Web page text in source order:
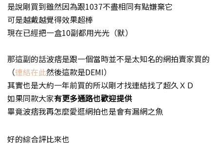
是說剛買到雖然因為跟1037不盡相同有點嫌棄它
可是越戴越覺得效果超棒
現在已經把一盒10副都用光光（默）
那這副的話波痞是跟一個當時並不是太知名的網拍賣家買的
（連結在此然後這款是DEMI）
其實也是大約一年前買的所以剛才找連結找了超久ＸＤ
如果同款大家有更多通路也歡迎提供
畢竟波痞我再怎麼愛逛網拍也是會有漏網之魚
好的綜合評比來也